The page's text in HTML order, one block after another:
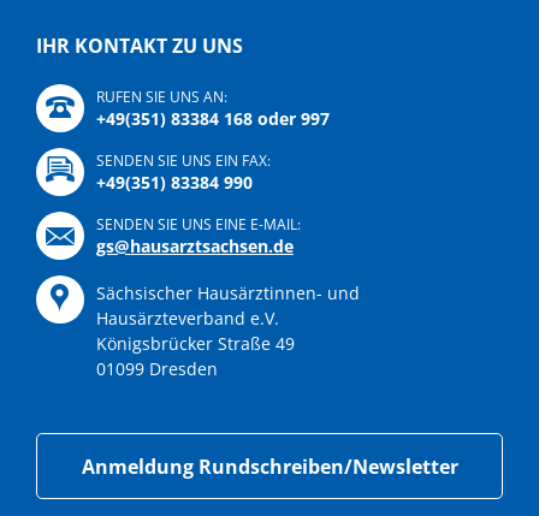
IHR KONTAKT ZU UNS
RUFEN SIE UNS AN:
+49(351) 83384 168 oder 997
SENDEN SIE UNS EIN FAX:
+49(351) 83384 990
SENDEN SIE UNS EINE E-MAIL:
gs@hausarztsachsen.de
Sächsischer Hausärztinnen- und
Hausärzteverband e.V.
Königsbrücker Straße 49
01099 Dresden
Anmeldung Rundschreiben/Newsletter